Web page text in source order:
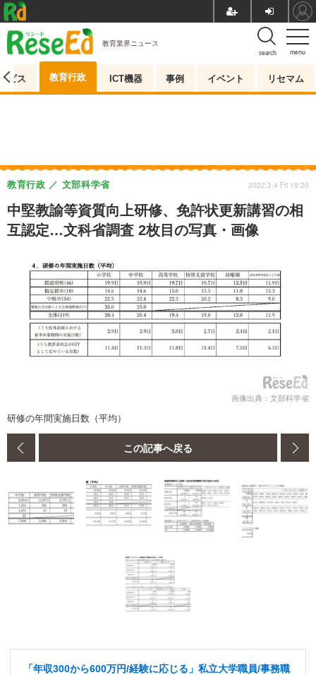
menu
search
教育業界ニュース
ビス 教育行政 ICT機器 事例 イベント リセマム
中堅教諭等資質向上研修、免許状更新講習の相
互認定…文科省調査 2枚目の写真・画像
教育行政 文部科学省 2022.3.4 Fri 19:20
画像出典：文部科学省
研修の年間実施⽇数（平均）
この記事へ戻る
「年収300から600万円/経験に応じる」私立大学職員/事務職